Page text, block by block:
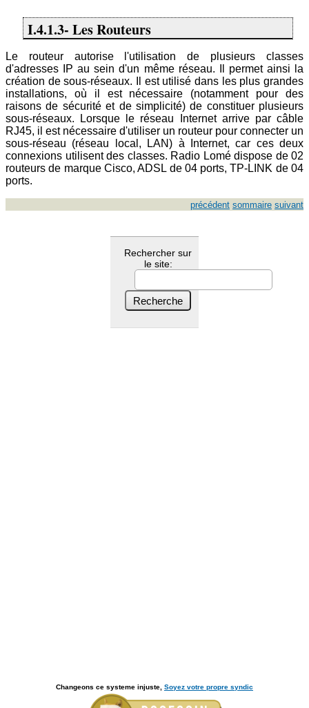
I.4.1.3- Les Routeurs
Le routeur autorise l'utilisation de plusieurs classes
d'adresses IP au sein d'un même réseau. Il permet ainsi la
création de sous-réseaux. Il est utilisé dans les plus grandes
installations, où il est nécessaire (notamment pour des
raisons de sécurité et de simplicité) de constituer plusieurs
sous-réseaux. Lorsque le réseau Internet arrive par câble
RJ45, il est nécessaire d'utiliser un routeur pour connecter un
sous-réseau (réseau local, LAN) à Internet, car ces deux
connexions utilisent des classes. Radio Lomé dispose de 02
routeurs de marque Cisco, ADSL de 04 ports, TP-LINK de 04
ports.
précédent sommaire suivant
Rechercher sur
le site:
Changeons ce systeme injuste, Soyez votre propre syndic